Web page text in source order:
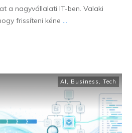
a nagyvállalati IT-ben. Valaki
frissíteni kéne ...
AI Business Tech